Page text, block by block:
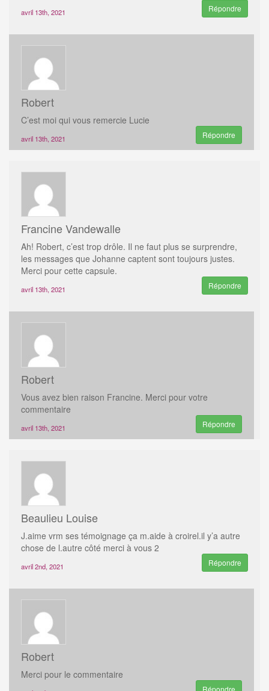
avril 13th, 2021 Répondre
Robert
C’est moi qui vous remercie Lucie
avril 13th, 2021 Répondre
Francine Vandewalle
Ah! Robert, c’est trop drôle. Il ne faut plus se surprendre,
les messages que Johanne captent sont toujours justes.
Merci pour cette capsule.
avril 13th, 2021 Répondre
Robert
Vous avez bien raison Francine. Merci pour votre
commentaire
avril 13th, 2021 Répondre
Beaulieu Louise
J.aime vrm ses témoignage ça m.aide à croirel.il y’a autre
chose de l.autre côté merci à vous 2
avril 2nd, 2021 Répondre
Robert
Merci pour le commentaire
Répondre